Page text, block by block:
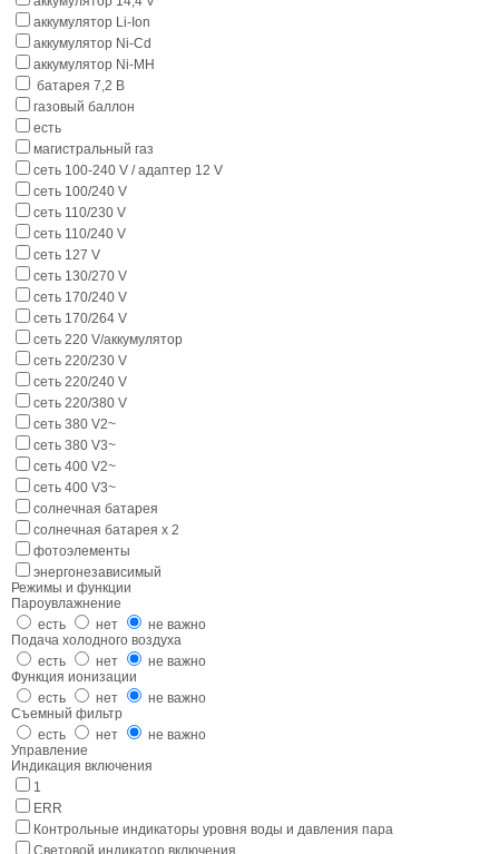
аккумулятор Li-Ion
аккумулятор Ni-Cd
аккумулятор Ni-MH
батарея 7,2 В
газовый баллон
есть
магистральный газ
сеть 100-240 V / адаптер 12 V
сеть 100/240 V
сеть 110/230 V
сеть 110/240 V
сеть 127 V
сеть 130/270 V
сеть 170/240 V
сеть 170/264 V
сеть 220 V/аккумулятор
сеть 220/230 V
сеть 220/240 V
сеть 220/380 V
сеть 380 V2~
сеть 380 V3~
сеть 400 V2~
сеть 400 V3~
солнечная батарея
солнечная батарея x 2
фотоэлементы
энергонезависимый
Режимы и функции
Пароувлажнение
есть
нет
не важно
Подача холодного воздуха
есть
нет
не важно
Функция ионизации
есть
нет
не важно
Съемный фильтр
есть
нет
не важно
Управление
Индикация включения
1
ERR
Контрольные индикаторы уровня воды и давления пара